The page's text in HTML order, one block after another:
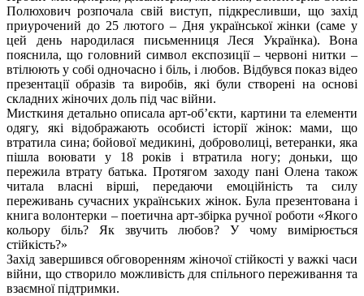
Полюхович розпочала свій виступ, підкресливши, що захід
приурочений до 25 лютого – Дня української жінки (саме у
цей день народилася письменниця Леся Українка). Вона
пояснила, що головний символ експозиції – червоні нитки –
втілюють у собі одночасно і біль, і любов. Відбувся показ відео
презентації образів та виробів, які були створені на основі
складних жіночих доль під час війни.
Мисткиня детально описала арт-об’єкти, картини та елементи
одягу, які відображають особисті історії жінок: мами, що
втратила сина; бойової медикині, доброволиці, ветеранки, яка
пішла воювати у 18 років і втратила ногу; доньки, що
пережила втрату батька. Протягом заходу пані Олена також
читала власні вірші, передаючи емоційність та силу
переживань сучасних українських жінок. Була презентована і
книга волонтерки – поетична арт-збірка ручної роботи «Якого
кольору біль? Як звучить любов? У чому вимірюється
стійкість?»
Захід завершився обговоренням жіночої стійкості у важкі часи
війни, що створило можливість для спільного переживання та
взаємної підтримки.